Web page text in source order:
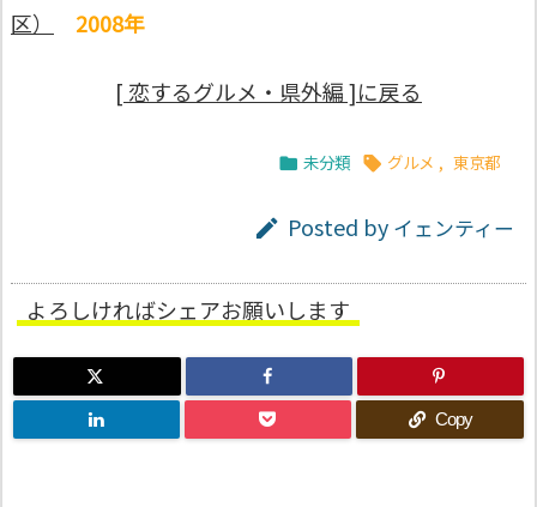
区）
2008年
[ 恋するグルメ・県外編 ]に戻る
 未分類  グルメ , 東京都
 Posted by イェンティー
よろしければシェアお願いします
Copy